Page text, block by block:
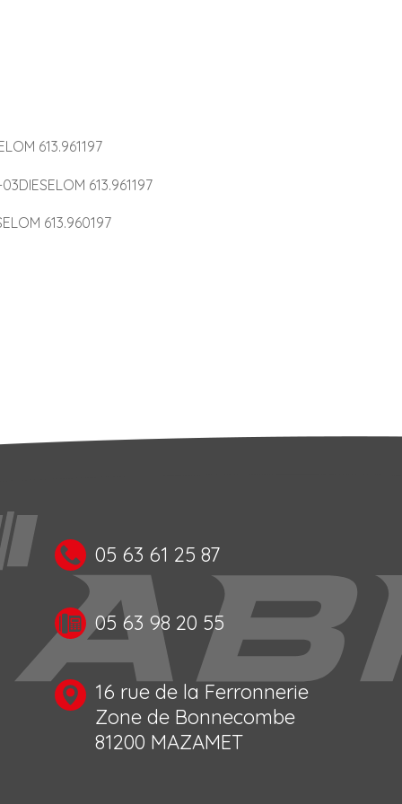
613.961197
613.961197
613.960197
05 63 61 25 87
05 63 98 20 55
16 rue de la Ferronnerie
Zone de Bonnecombe
81200 MAZAMET